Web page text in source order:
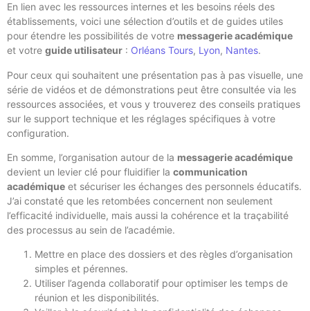
En lien avec les ressources internes et les besoins réels des
établissements, voici une sélection d’outils et de guides utiles
pour étendre les possibilités de votre messagerie académique
et votre guide utilisateur : Orléans Tours, Lyon, Nantes.
Pour ceux qui souhaitent une présentation pas à pas visuelle, une
série de vidéos et de démonstrations peut être consultée via les
ressources associées, et vous y trouverez des conseils pratiques
sur le support technique et les réglages spécifiques à votre
configuration.
En somme, l’organisation autour de la messagerie académique
devient un levier clé pour fluidifier la communication
académique et sécuriser les échanges des personnels éducatifs.
J’ai constaté que les retombées concernent non seulement
l’efficacité individuelle, mais aussi la cohérence et la traçabilité
des processus au sein de l’académie.
Mettre en place des dossiers et des règles d’organisation
simples et pérennes.
Utiliser l’agenda collaboratif pour optimiser les temps de
réunion et les disponibilités.